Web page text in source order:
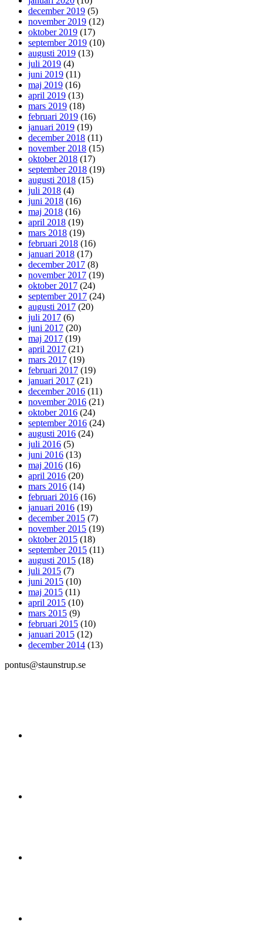
december 2019 (5)
november 2019 (12)
oktober 2019 (17)
september 2019 (10)
augusti 2019 (13)
juli 2019 (4)
juni 2019 (11)
maj 2019 (16)
april 2019 (13)
mars 2019 (18)
februari 2019 (16)
januari 2019 (19)
december 2018 (11)
november 2018 (15)
oktober 2018 (17)
september 2018 (19)
augusti 2018 (15)
juli 2018 (4)
juni 2018 (16)
maj 2018 (16)
april 2018 (19)
mars 2018 (19)
februari 2018 (16)
januari 2018 (17)
december 2017 (8)
november 2017 (19)
oktober 2017 (24)
september 2017 (24)
augusti 2017 (20)
juli 2017 (6)
juni 2017 (20)
maj 2017 (19)
april 2017 (21)
mars 2017 (19)
februari 2017 (19)
januari 2017 (21)
december 2016 (11)
november 2016 (21)
oktober 2016 (24)
september 2016 (24)
augusti 2016 (24)
juli 2016 (5)
juni 2016 (13)
maj 2016 (16)
april 2016 (20)
mars 2016 (14)
februari 2016 (16)
januari 2016 (19)
december 2015 (7)
november 2015 (19)
oktober 2015 (18)
september 2015 (11)
augusti 2015 (18)
juli 2015 (7)
juni 2015 (10)
maj 2015 (11)
april 2015 (10)
mars 2015 (9)
februari 2015 (10)
januari 2015 (12)
december 2014 (13)
pontus@staunstrup.se